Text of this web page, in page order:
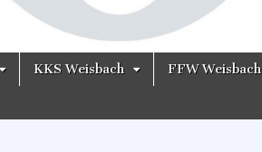
KKS Weisbach FFW Weisbach